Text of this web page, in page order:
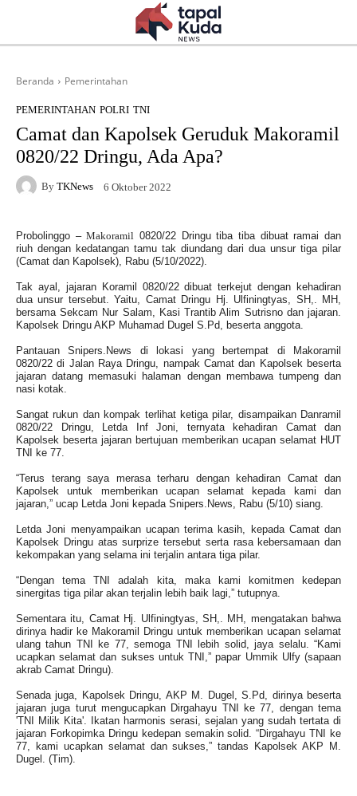
Beranda Pemerintahan
PEMERINTAHAN POLRI TNI
Camat dan Kapolsek Geruduk Makoramil
0820/22 Dringu, Ada Apa?
By TKNews 6 Oktober 2022
Probolinggo –Makoramil 0820/22 Dringu tiba tiba dibuat ramai dan
riuh dengan kedatangan tamu tak diundang dari dua unsur tiga pilar
(Camat dan Kapolsek), Rabu (5/10/2022).
Tak ayal, jajaran Koramil 0820/22 dibuat terkejut dengan kehadiran
dua unsur tersebut. Yaitu, Camat Dringu Hj. Ulfiningtyas, SH,. MH,
bersama Sekcam Nur Salam, Kasi Trantib Alim Sutrisno dan jajaran.
Kapolsek Dringu AKP Muhamad Dugel S.Pd, beserta anggota.
Pantauan Snipers.News di lokasi yang bertempat di Makoramil
0820/22 di Jalan Raya Dringu, nampak Camat dan Kapolsek beserta
jajaran datang memasuki halaman dengan membawa tumpeng dan
nasi kotak.
Sangat rukun dan kompak terlihat ketiga pilar, disampaikan Danramil
0820/22 Dringu, Letda Inf Joni, ternyata kehadiran Camat dan
Kapolsek beserta jajaran bertujuan memberikan ucapan selamat HUT
TNI ke 77.
“Terus terang saya merasa terharu dengan kehadiran Camat dan
Kapolsek untuk memberikan ucapan selamat kepada kami dan
jajaran,” ucap Letda Joni kepada Snipers.News, Rabu (5/10) siang.
Letda Joni menyampaikan ucapan terima kasih, kepada Camat dan
Kapolsek Dringu atas surprize tersebut serta rasa kebersamaan dan
kekompakan yang selama ini terjalin antara tiga pilar.
“Dengan tema TNI adalah kita, maka kami komitmen kedepan
sinergitas tiga pilar akan terjalin lebih baik lagi,” tutupnya.
Sementara itu, Camat Hj. Ulfiningtyas, SH,. MH, mengatakan bahwa
dirinya hadir ke Makoramil Dringu untuk memberikan ucapan selamat
ulang tahun TNI ke 77, semoga TNI lebih solid, jaya selalu. “Kami
ucapkan selamat dan sukses untuk TNI,” papar Ummik Ulfy (sapaan
akrab Camat Dringu).
Senada juga, Kapolsek Dringu, AKP M. Dugel, S.Pd, dirinya beserta
jajaran juga turut mengucapkan Dirgahayu TNI ke 77, dengan tema
'TNI Milik Kita'. Ikatan harmonis serasi, sejalan yang sudah tertata di
jajaran Forkopimka Dringu kedepan semakin solid. “Dirgahayu TNI ke
77, kami ucapkan selamat dan sukses,” tandas Kapolsek AKP M.
Dugel. (Tim).